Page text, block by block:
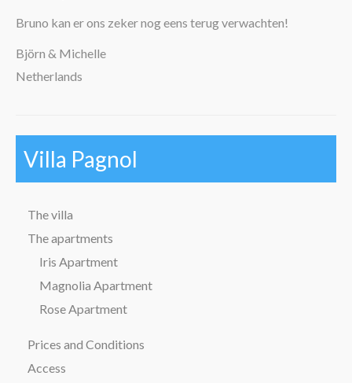
Bruno kan er ons zeker nog eens terug verwachten!
Björn & Michelle
Netherlands
Villa Pagnol
The villa
The apartments
Iris Apartment
Magnolia Apartment
Rose Apartment
Prices and Conditions
Access